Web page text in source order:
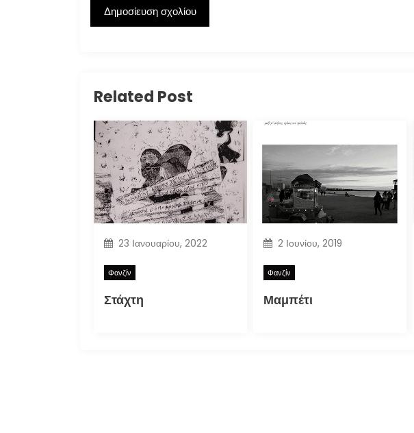
Related Post
23 Ιανουαρίου, 2022
Φανζίν
Στάχτη
2 Ιουνίου, 2019
Φανζίν
Μαμπέτι